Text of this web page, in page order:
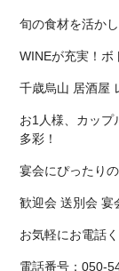
旬の食材を活か
WINEが充実！ボ
千歳烏山 居酒屋
お1人様、カップ
多彩！
宴会にぴったり
歓迎会 送別会 宴
お気軽にお電話
電話番号：050-